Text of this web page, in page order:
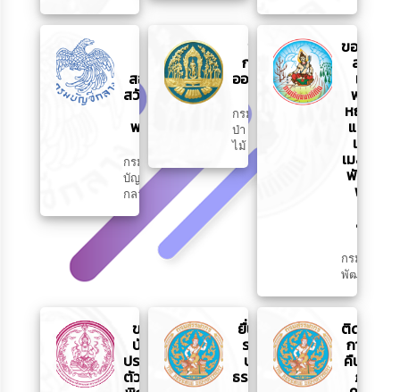
ระบบ
ตรวจ
สอบสิทธิ
สวัสดิการ
พยาบาล
กรม
บัญชี
กลาง
ขอรับ
กล้าไม้
ออนไลน์
กรม
ป่า
ไม้
ขอรับ
สาร
เร่ง
พด.
หญ้า
แฝก
และ
เมล็ด
พันธุ์
พืช
สด
กรม
พัฒนาที่ดิน
ขอมี
บัตร
ประจำ
ตัวคน
ยื่นภาษี
รายได้
บุคคล
ธรรมดา
ติดตาม
การขอ
คืนภาษี
ภ.ง.ด